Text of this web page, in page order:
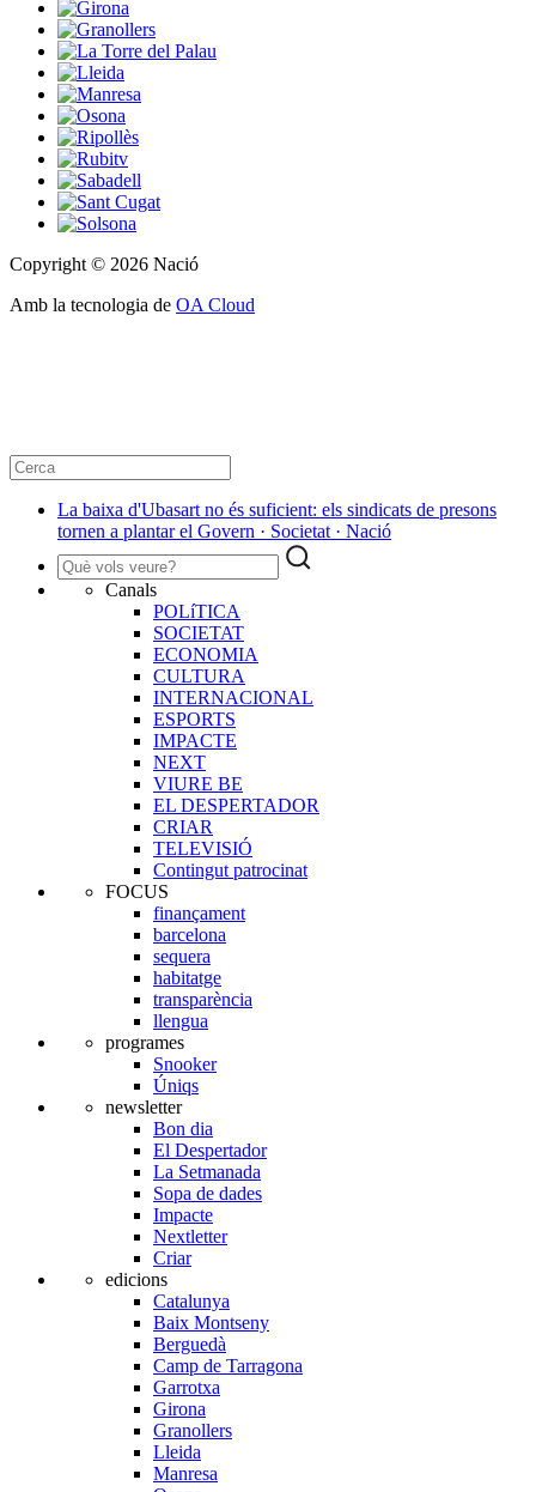
Copyright © 2026 Nació
Amb la tecnologia de OA Cloud
La baixa d'Ubasart no és suficient: els sindicats de presons
tornen a plantar el Govern · Societat · Nació
Canals
POLíTICA
SOCIETAT
ECONOMIA
CULTURA
INTERNACIONAL
ESPORTS
IMPACTE
NEXT
VIURE BE
EL DESPERTADOR
CRIAR
TELEVISIÓ
Contingut patrocinat
FOCUS
finançament
barcelona
sequera
habitatge
transparència
llengua
programes
Snooker
Úniqs
newsletter
Bon dia
El Despertador
La Setmanada
Sopa de dades
Impacte
Nextletter
Criar
edicions
Catalunya
Baix Montseny
Berguedà
Camp de Tarragona
Garrotxa
Girona
Granollers
Lleida
Manresa